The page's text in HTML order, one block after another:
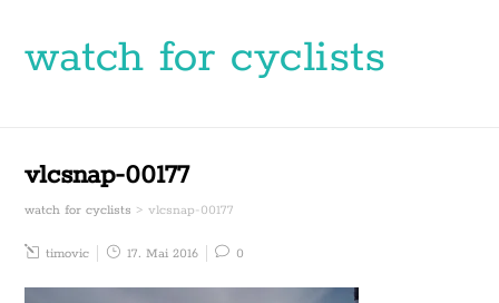
watch for cyclists
vlcsnap-00177
watch for cyclists >vlcsnap-00177
timovic 17. Mai 2016 0